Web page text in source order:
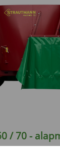
/ 70 -